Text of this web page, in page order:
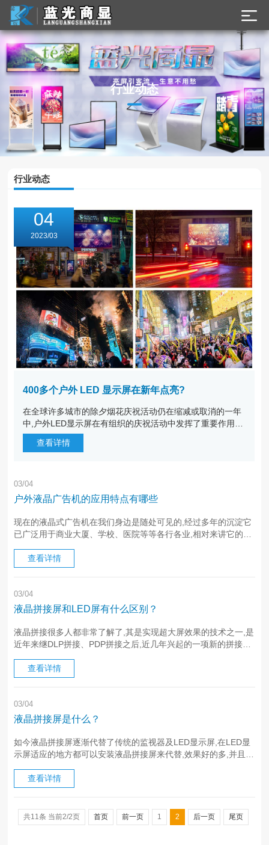
了解最新公司动态
及行业资讯
行业动态
行业动态
04
2023/03
400多个户外 LED 显示屏在新年点亮?
在全球许多城市的除夕烟花庆祝活动仍在缩减或取消的一年
中,户外LED显示屏在有组织的庆祝活动中发挥了重要作用。
英国和荷兰35个城市的400多个户外LED广告屏通过屏幕上
的虚拟烟花表演庆祝2022年的到来。在英格兰和苏格兰的38
查看详情
03/04
户外液晶广告机的应用特点有哪些
现在的液晶式广告机在我们身边是随处可见的,经过多年的沉淀它
已广泛用于商业大厦、学校、医院等等各行各业,相对来讲它的针
环保等优点,而户外广告机也已成为各大企业争相利用的最佳广告
平台。···
查看详情
03/04
液晶拼接屏和LED屏有什么区别？
液晶拼接很多人都非常了解了,其是实现超大屏效果的技术之一,是
近年来继DLP拼接、PDP拼接之后,近几年兴起的一项新的拼接技
5万小时)、无辐射、画面亮度均匀等优点,那么液晶拼接屏和···
查看详情
03/04
液晶拼接屏是什么？
如今液晶拼接屏逐渐代替了传统的监视器及LED显示屏,在LED显
示屏适应的地方都可以安装液晶拼接屏来代替,效果好的多,并且可
以使用在各个展览显示屏的显示,监控设备的电示墙、会议室、服·
··
查看详情
共11条 当前2/2页 首页 前一页 1 2 后一页 尾页